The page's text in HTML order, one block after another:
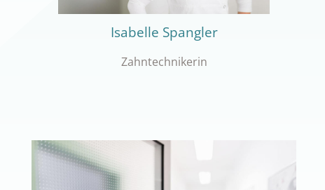
Isabelle Spangler
Zahntechnikerin